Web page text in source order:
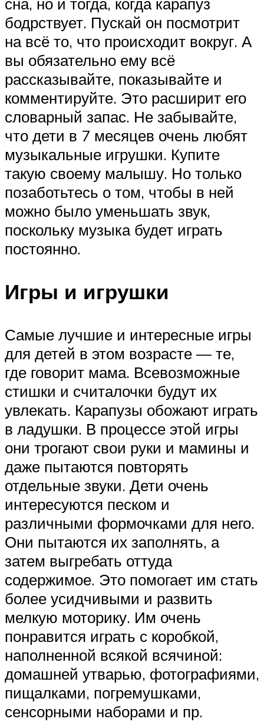
бодрствует. Пускай он посмотрит
на всё то, что происходит вокруг. А
вы обязательно ему всё
рассказывайте, показывайте и
комментируйте. Это расширит его
словарный запас. Не забывайте,
что дети в 7 месяцев очень любят
музыкальные игрушки. Купите
такую своему малышу. Но только
позаботьтесь о том, чтобы в ней
можно было уменьшать звук,
поскольку музыка будет играть
постоянно.
Игры и игрушки
Самые лучшие и интересные игры
для детей в этом возрасте — те,
где говорит мама. Всевозможные
стишки и считалочки будут их
увлекать. Карапузы обожают играть
в ладушки. В процессе этой игры
они трогают свои руки и мамины и
даже пытаются повторять
отдельные звуки. Дети очень
интересуются песком и
различными формочками для него.
Они пытаются их заполнять, а
затем выгребать оттуда
содержимое. Это помогает им стать
более усидчивыми и развить
мелкую моторику. Им очень
понравится играть с коробкой,
наполненной всякой всячиной:
домашней утварью, фотографиями,
пищалками, погремушками,
сенсорными наборами и пр.